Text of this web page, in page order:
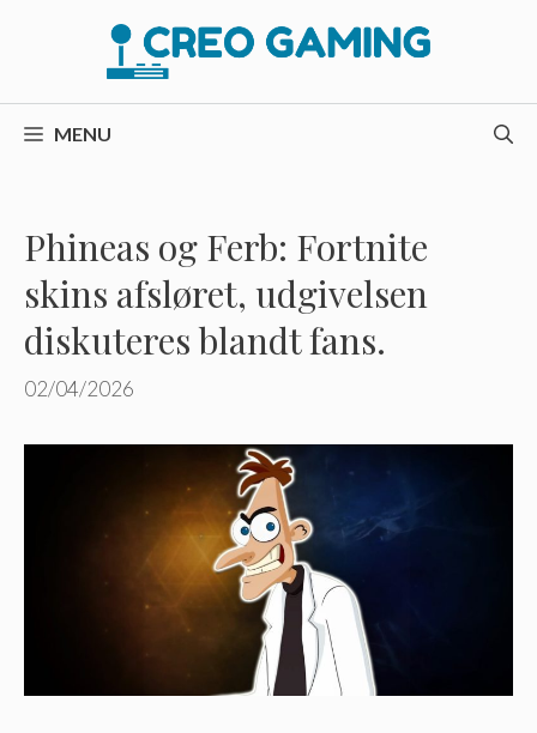
MENU
Phineas og Ferb: Fortnite
skins afsløret, udgivelsen
diskuteres blandt fans.
02/04/2026